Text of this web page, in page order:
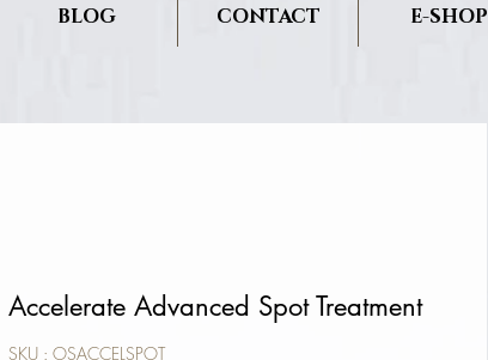
BLOG CONTACT E-SHOP
Accelerate Advanced Spot Treatment
SKU : OSACCELSPOT